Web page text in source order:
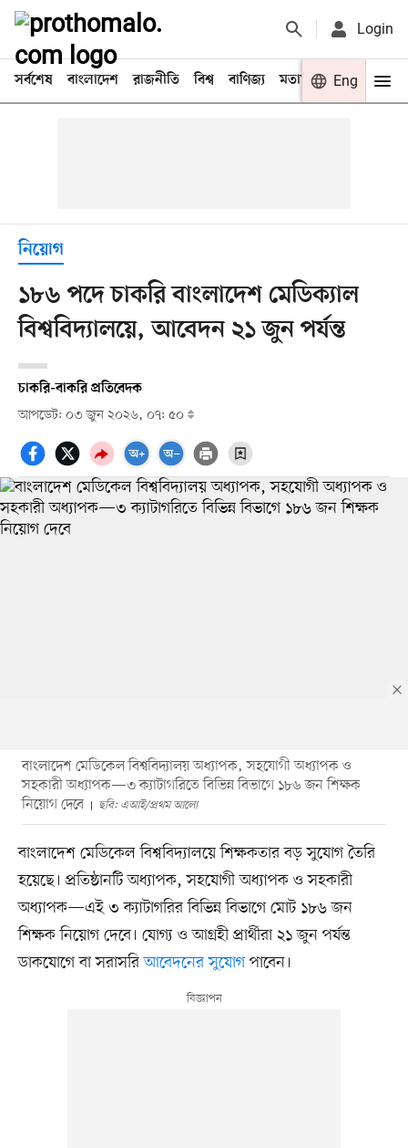
Login
সর্বশেষ বাংলাদেশ রাজনীতি বিশ্ব বাণিজ্য মতামত খেলা
Eng
নিয়োগ
১৮৬ পদে চাকরি বাংলাদেশ মেডিক্যাল
বিশ্ববিদ্যালয়ে, আবেদন ২১ জুন পর্যন্ত
চাকরি-বাকরি প্রতিবেদক
আপডেট: ০৩ জুন ২০২৬, ০৭: ৫০
বাংলাদেশ মেডিকেল বিশ্ববিদ্যালয় অধ্যাপক, সহযোগী অধ্যাপক ও
সহকারী অধ্যাপক—৩ ক্যাটাগরিতে বিভিন্ন বিভাগে ১৮৬ জন শিক্ষক
নিয়োগ দেবে
ছবি: এআই/প্রথম আলো
বাংলাদেশ মেডিকেল বিশ্ববিদ্যালয়ে শিক্ষকতার বড় সুযোগ তৈরি
হয়েছে। প্রতিষ্ঠানটি অধ্যাপক, সহযোগী অধ্যাপক ও সহকারী
অধ্যাপক—এই ৩ ক্যাটাগরির বিভিন্ন বিভাগে মোট ১৮৬ জন
শিক্ষক নিয়োগ দেবে। যোগ্য ও আগ্রহী প্রার্থীরা ২১ জুন পর্যন্ত
ডাকযোগে বা সরাসরিআবেদনের সুযোগপাবেন।